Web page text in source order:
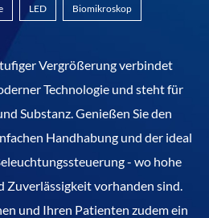
LED Biomikroskop
Vergrößerung verbindet
Technologie und steht für
Substanz. Genießen Sie den
Handhabung und der ideal
- wo hohe
Zuverlässigkeit vorhanden sind.
und Ihren Patienten zudem ein